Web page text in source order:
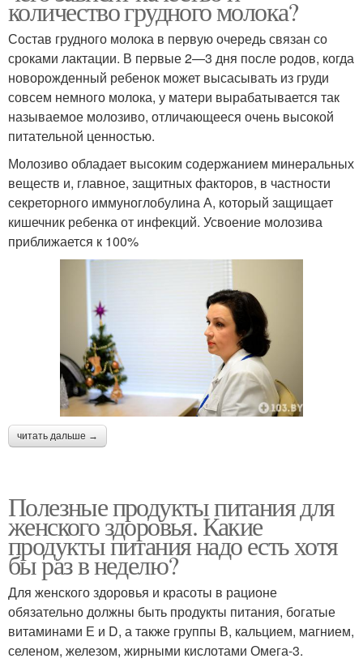
количество грудного молока?
Состав грудного молока в первую очередь связан со
срока­ми лактации. В первые 2—3 дня после родов, когда
новорож­денный ребенок может высасывать из груди
совсем немного молока, у матери вырабатывается так
называемое молозиво, отличающееся очень высокой
питательной ценностью.
Моло­зиво обладает высоким содержанием минеральных
веществ и, главное, защитных факторов, в частности
секреторного иммуноглобулина А, который защищает
кишечник ребенка от инфекций. Усвоение молозива
приближается к 100%
читать дальше →
Полезные продукты питания для
женского здоровья. Какие
продукты питания надо есть хотя
бы раз в неделю?
Для женского здоровья и красоты в рационе
обязательно должны быть продукты питания, богатые
витаминами Е и D, а также группы В, кальцием, магнием,
селеном, железом, жирными кислотами Омега-3.